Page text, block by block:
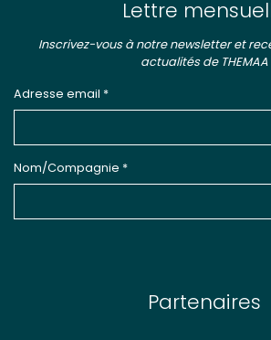
Lettre
Inscrivez-vous à notre newsletter et
actualités de THEMAA
Adresse email *
Nom/Compagnie *
Partenaires